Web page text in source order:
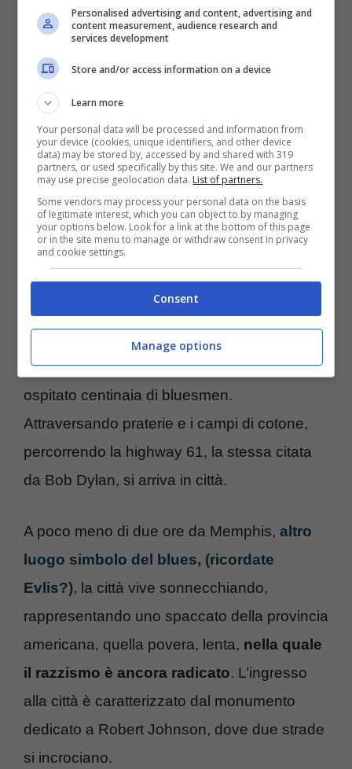
Cosa vedere nella città dove è nato il
blues
Passando per Clarksdale, tappa obbligatoria
è rappresentata dalDelta Blues Museum,
mentre si consiglia di
Riverside Hotel, anche questa struttura
protagonista della storia del blues, avendo
ospitato centinaia di bluesmen.
Attraversando praterie e i campi di cotone,
percorrendo la highway 61, la stessa citata
da Bob Dylan, si arriva in città.
A poco meno di due ore da Memphis, altro
luogo simbolo del blues, (ricordate
Evlis?), la città vive sonnecchiando,
rappresentando uno spaccato della provincia
americana, quella povera, lenta, nella quale
il razzismo è ancora radicato. L’ingresso
alla città è caratterizzato dal monumento
dedicato a Robert Johnson, dove due strade
si incrociano.
Personalised advertising and content, advertising and
content measurement, audience research and
services development
Store and/or access information on a device
Learn more
Your personal data will be processed and information from
your device (cookies, unique identifiers, and other device
data) may be stored by, accessed by and shared with 319
partners, or used specifically by this site. We and our partners
may use precise geolocation data. List of partners.
Some vendors may process your personal data on the basis
of legitimate interest, which you can object to by managing
your options below. Look for a link at the bottom of this page
or in the site menu to manage or withdraw consent in privacy
and cookie settings.
Consent
Manage options